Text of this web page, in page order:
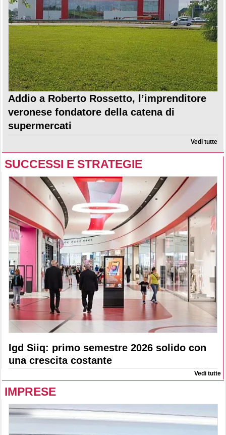
Addio a Roberto Rossetto, l’imprenditore
veronese fondatore della catena di
supermercati
Vedi tutte
SUCCESSI E STRATEGIE
Igd Siiq: primo semestre 2026 solido con
una crescita costante
Vedi tutte
IMPRESE